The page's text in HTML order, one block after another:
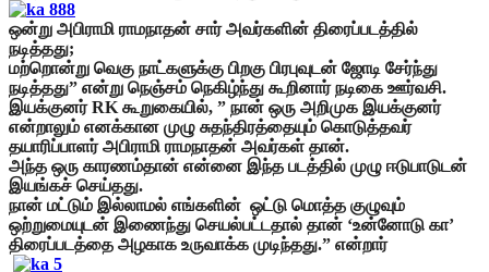
ஒன்று அபிராமி ராமநாதன் சார் அவர்களின் திரைப்படத்தில்
நடித்தது;
மற்றொன்று வெகு நாட்களுக்கு பிறகு பிரபுவுடன் ஜோடி சேர்ந்து
நடித்தது” என்று நெஞ்சம் நெகிழ்ந்து கூறினார் நடிகை ஊர்வசி.
இயக்குனர் RK கூறுகையில், ” நான் ஒரு அறிமுக இயக்குனர்
என்றாலும் எனக்கான முழு சுதந்திரத்தையும் கொடுத்தவர்
தயாரிப்பாளர் அபிராமி ராமநாதன் அவர்கள் தான்.
அந்த ஒரு காரணம்தான் என்னை இந்த படத்தில் முழு ஈடுபாடுடன்
இயங்கச் செய்தது.
நான் மட்டும் இல்லாமல் எங்களின் ஒட்டு மொத்த குழுவும்
ஒற்றுமையுடன் இணைந்து செயல்பட்டதால் தான் ‘உன்னோடு கா’
திரைப்படத்தை அழகாக உருவாக்க முடிந்தது.” என்றார்